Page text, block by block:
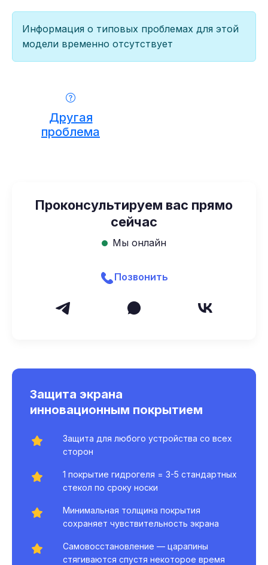
Информация о типовых проблемах для этой
модели временно отсутствует
Другая
проблема
Проконсультируем вас прямо
сейчас
Мы онлайн
Позвонить
Защита экрана
инновационным покрытием
Защита для любого устройства со всех
сторон
1 покрытие гидрогеля = 3-5 стандартных
стекол по сроку носки
Минимальная толщина покрытия
сохраняет чувствительность экрана
Самовосстановление — царапины
стягиваются спустя некоторое время